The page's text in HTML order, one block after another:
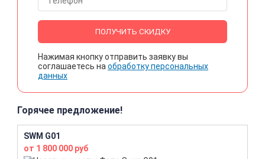
ПОЛУЧИТЬ СКИДКУ
Нажимая кнопку отправить заявку вы
соглашаетесь на обработку персональных
данных
Горячее предложение!
SWM G01
от 1 800 000 руб